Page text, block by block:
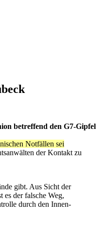
betreffend den G7-Gipfel
Notfällen sei
der Kontakt zu
gibt. Aus Sicht der
es der falsche Weg,
durch den Innen-